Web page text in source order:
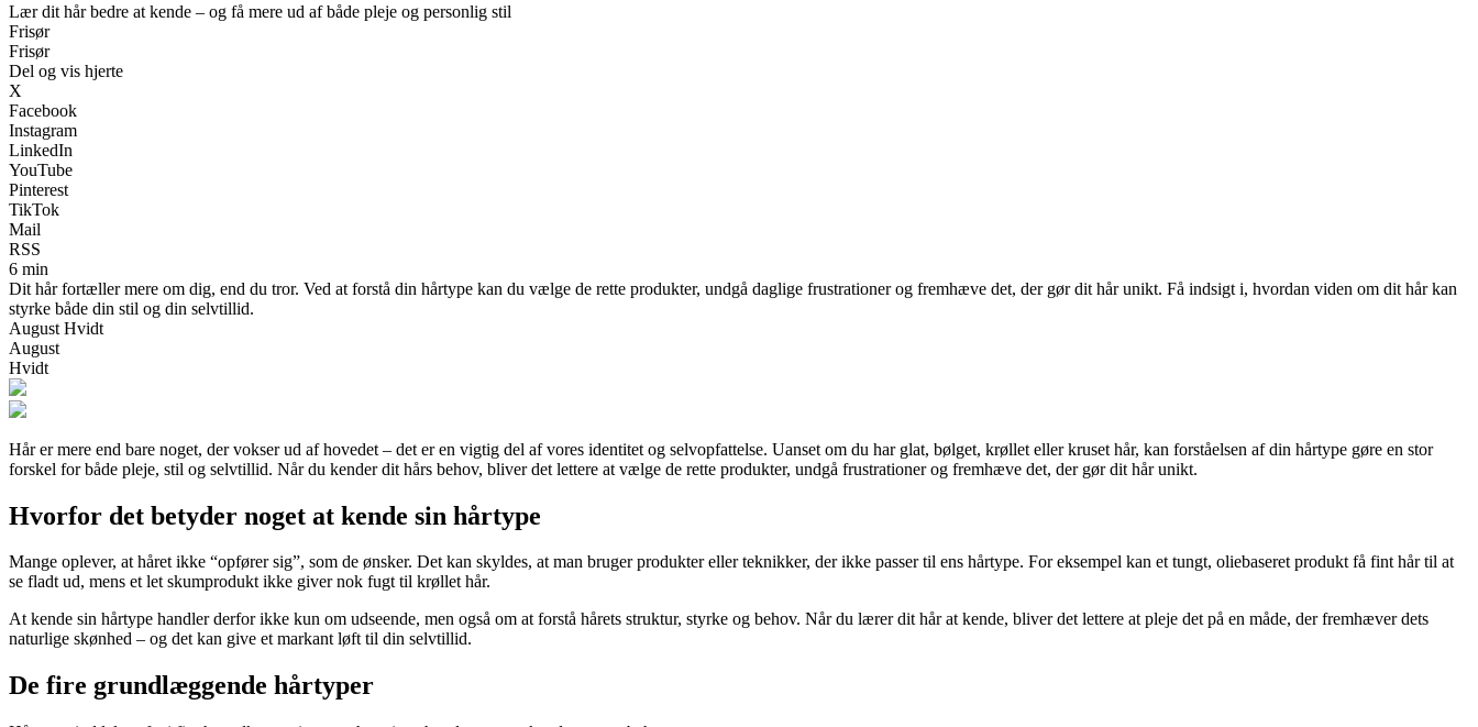
Lær dit hår bedre at kende – og få mere ud af både pleje og personlig stil
Frisør
Frisør
Del og vis hjerte
X
Facebook
Instagram
LinkedIn
YouTube
Pinterest
TikTok
Mail
RSS
6 min
Dit hår fortæller mere om dig, end du tror. Ved at forstå din hårtype kan du vælge de rette produkter, undgå daglige frustrationer og fremhæve det, der gør dit hår unikt. Få indsigt i, hvordan viden om dit hår kan
styrke både din stil og din selvtillid.
August Hvidt
August
Hvidt
Hår er mere end bare noget, der vokser ud af hovedet – det er en vigtig del af vores identitet og selvopfattelse. Uanset om du har glat, bølget, krøllet eller kruset hår, kan forståelsen af din hårtype gøre en stor
forskel for både pleje, stil og selvtillid. Når du kender dit hårs behov, bliver det lettere at vælge de rette produkter, undgå frustrationer og fremhæve det, der gør dit hår unikt.
Hvorfor det betyder noget at kende sin hårtype
Mange oplever, at håret ikke “opfører sig”, som de ønsker. Det kan skyldes, at man bruger produkter eller teknikker, der ikke passer til ens hårtype. For eksempel kan et tungt, oliebaseret produkt få fint hår til at
se fladt ud, mens et let skumprodukt ikke giver nok fugt til krøllet hår.
At kende sin hårtype handler derfor ikke kun om udseende, men også om at forstå hårets struktur, styrke og behov. Når du lærer dit hår at kende, bliver det lettere at pleje det på en måde, der fremhæver dets
naturlige skønhed – og det kan give et markant løft til din selvtillid.
De fire grundlæggende hårtyper